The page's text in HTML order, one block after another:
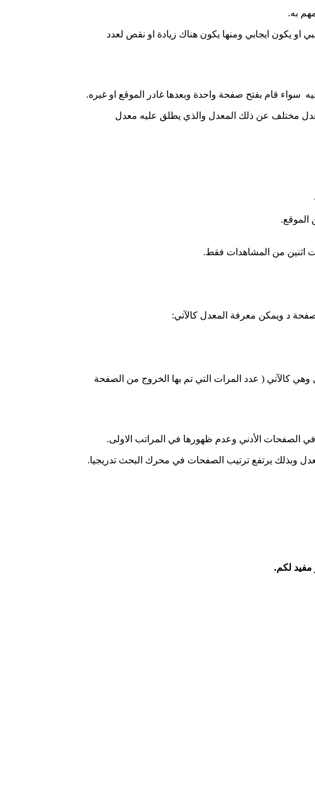
به.
او يكون ايجابي ومنها يكون هناك زيادة او نقص لعدد
سواء قام بفتح صفحة واحدة وبعدها غادر الموقع او غيره.
مختلف عن ذلك المعدل والذي يطلق عليه معدل
الموقع.
د ويمكن معرفة المعدل كالآتي:
كالآتي ( عدد المرات التي تم بها الخروج من الصفحة
في الصفحات الأدني وعدم ظهورها في المراتب الاولى.
وبذلك يرتفع ترتيب الصفحات في محرك البحث تدريجيا.
مفيد لكم.